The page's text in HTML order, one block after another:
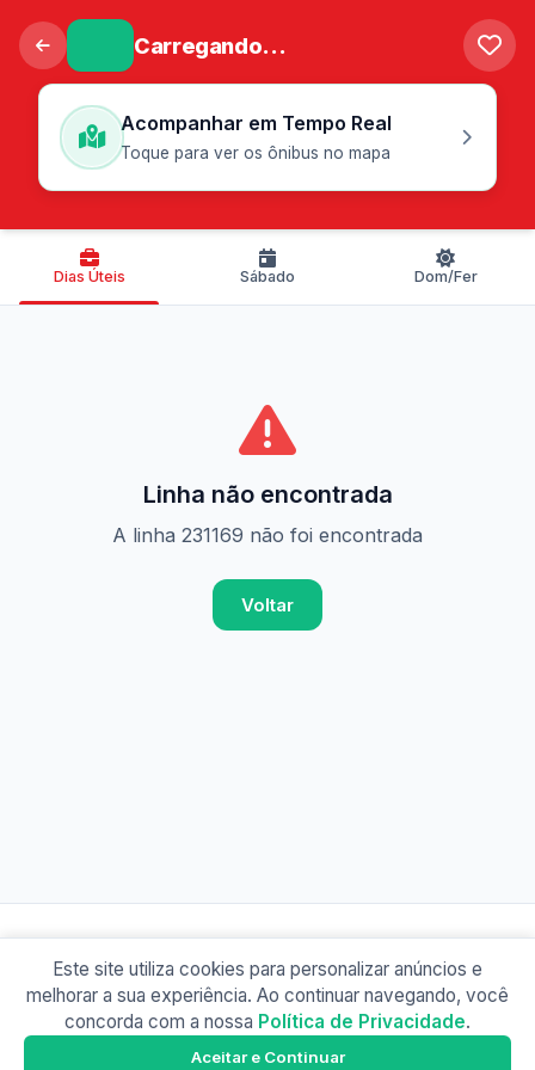
Carregando...
Acompanhar em Tempo Real
Toque para ver os ônibus no mapa
Dias Úteis Sábado Dom/Fer
Linha não encontrada
A linha 231169 não foi encontrada
Voltar
© 2026 Busão BR
Sobre Contato Política de Privacidade
Este site utiliza cookies para personalizar anúncios e
melhorar a sua experiência. Ao continuar navegando, você
concorda com a nossa Política de Privacidade.
Aceitar e Continuar